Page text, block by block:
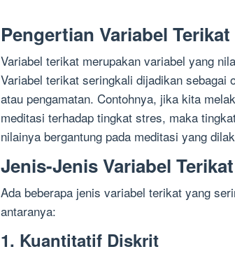
Pengertian Variabel Terikat
Variabel terikat merupakan variabel yang
Variabel terikat seringkali dijadikan sebagai
atau pengamatan. Contohnya, jika kita
meditasi terhadap tingkat stres, maka
nilainya bergantung pada meditasi yang
Jenis-Jenis Variabel Terikat
Ada beberapa jenis variabel terikat yang
antaranya:
1. Kuantitatif Diskrit